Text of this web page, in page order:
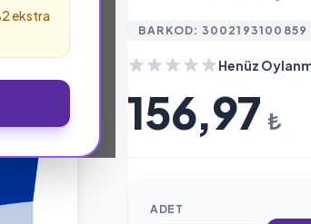
ekstra
BARKOD: 3002193100859
Henüz
156,97 ₺
ADET